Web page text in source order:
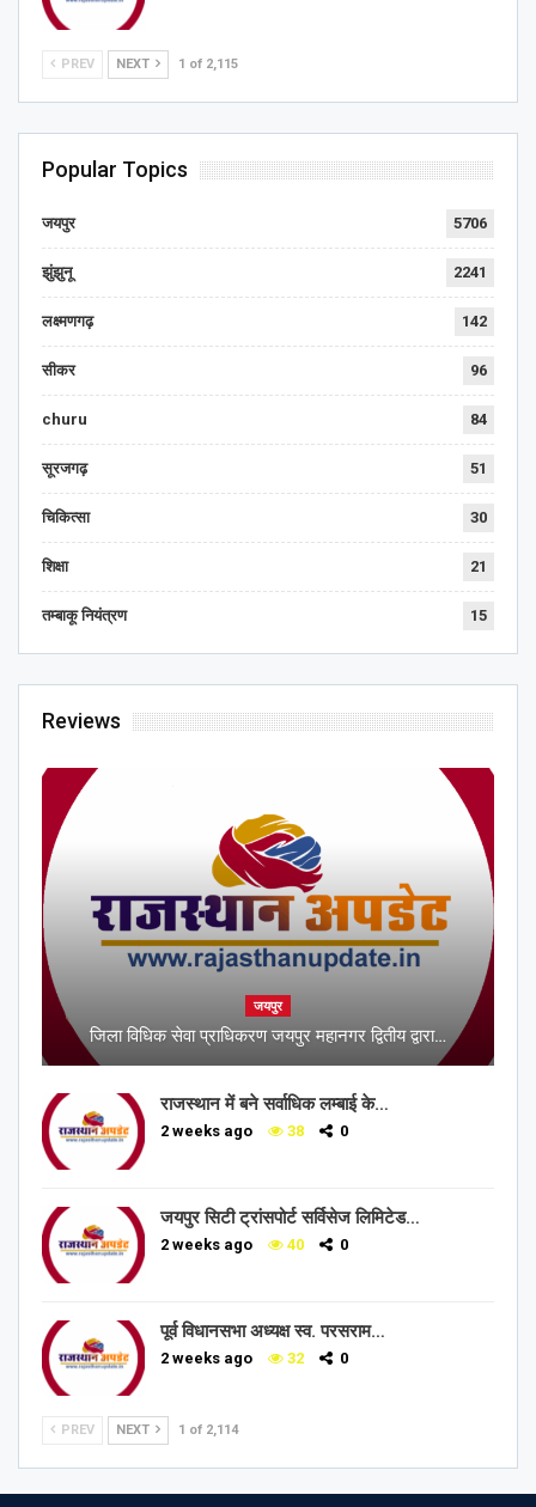
PREV NEXT 1 of 2,115
Popular Topics
जयपुर 5706
झुंझुनू 2241
लक्ष्मणगढ़ 142
सीकर 96
churu 84
सूरजगढ़ 51
चिकित्सा 30
शिक्षा 21
तम्बाकू नियंत्रण 15
Reviews
जयपुर
जिला विधिक सेवा प्राधिकरण जयपुर महानगर द्वितीय द्वारा…
राजस्थान में बने सर्वाधिक लम्बाई के…
2 weeks ago 38 0
जयपुर सिटी ट्रांसपोर्ट सर्विसेज लिमिटेड…
2 weeks ago 40 0
पूर्व विधानसभा अध्यक्ष स्व. परसराम…
2 weeks ago 32 0
PREV NEXT 1 of 2,114